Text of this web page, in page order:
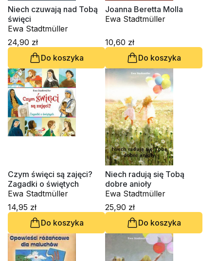
Niech czuwają nad Tobą
święci
Ewa Stadtmüller
24,90 zł
Do koszyka
Joanna Beretta Molla
Ewa Stadtmüller
10,60 zł
Do koszyka
Czym święci są zajęci?
Zagadki o świętych
Ewa Stadtmüller
14,95 zł
Do koszyka
Niech radują się Tobą
dobre anioły
Ewa Stadtmüller
25,90 zł
Do koszyka